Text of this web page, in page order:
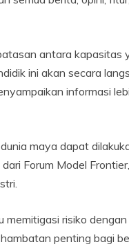
antara kapasitas
ini akan secara
informasi
maya dapat
Forum Model
risiko
penting bagi